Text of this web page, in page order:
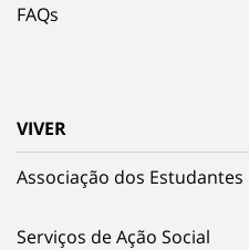
FAQs
VIVER
Associação dos Estudantes
Serviços de Ação Social